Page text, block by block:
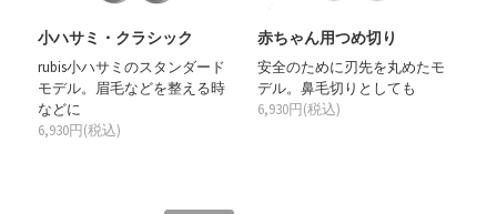
小ハサミ・クラシック
rubis小ハサミのスタンダード
モデル。眉毛などを整える時
などに
6,930円(税込)
赤ちゃん用つめ切り
安全のために刃先を丸めたモ
デル。鼻毛切りとしても
6,930円(税込)